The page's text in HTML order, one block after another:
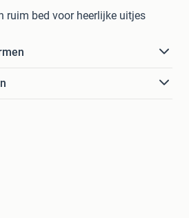
ruim bed voor heerlijke uitjes